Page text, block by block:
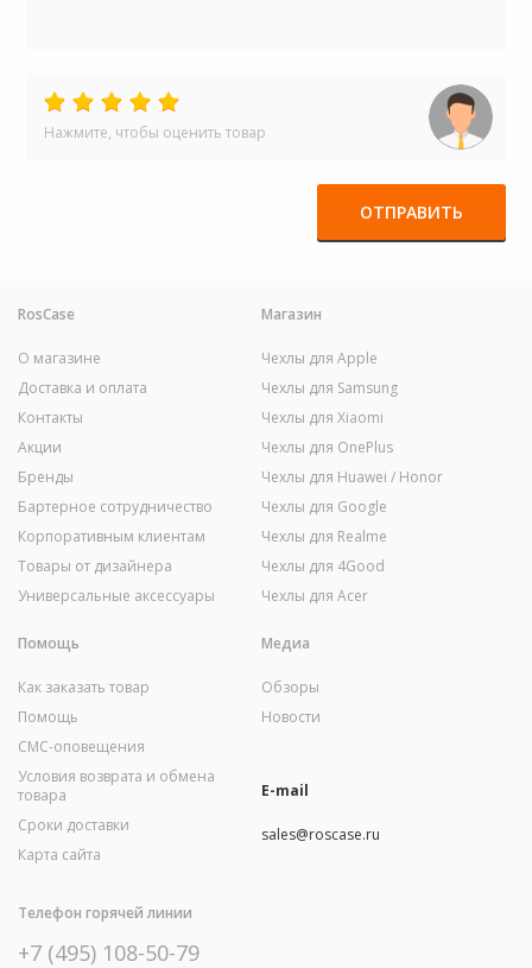
Нажмите, чтобы оценить товар
ОТПРАВИТЬ
RosCase
О магазине
Доставка и оплата
Контакты
Акции
Бренды
Бартерное сотрудничество
Корпоративным клиентам
Товары от дизайнера
Универсальные аксессуары
Магазин
Чехлы для Apple
Чехлы для Samsung
Чехлы для Xiaomi
Чехлы для OnePlus
Чехлы для Huawei / Honor
Чехлы для Google
Чехлы для Realme
Чехлы для 4Good
Чехлы для Acer
Помощь
Как заказать товар
Помощь
СМС-оповещения
Условия возврата и обмена
товара
Сроки доставки
Карта сайта
Медиа
Обзоры
Новости
E-mail
sales@roscase.ru
Телефон горячей линии
+7 (495) 108-50-79